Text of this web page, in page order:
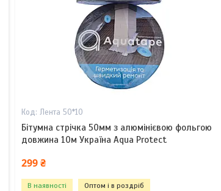
Лента 50*10
Бітумна стрічка 50мм з алюмінієвою фольгою
довжина 10м Україна Aqua Protect
299 ₴
В наявності Оптом і в роздріб